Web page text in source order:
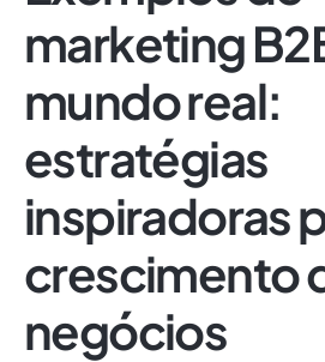
marketing
mundo real:
estratégias
inspiradoras
crescimento
negócios